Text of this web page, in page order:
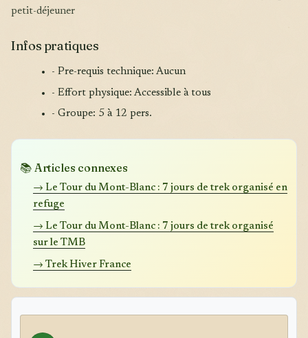
petit-déjeuner
Infos pratiques
- Pre-requis technique: Aucun
- Effort physique: Accessible à tous
- Groupe: 5 à 12 pers.
📚 Articles connexes
→ Le Tour du Mont-Blanc : 7 jours de trek organisé en
refuge
→ Le Tour du Mont-Blanc : 7 jours de trek organisé
sur le TMB
→ Trek Hiver France